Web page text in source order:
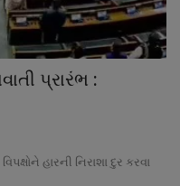
પ્રારંભ :
હારની નિરાશા દુર કરવા